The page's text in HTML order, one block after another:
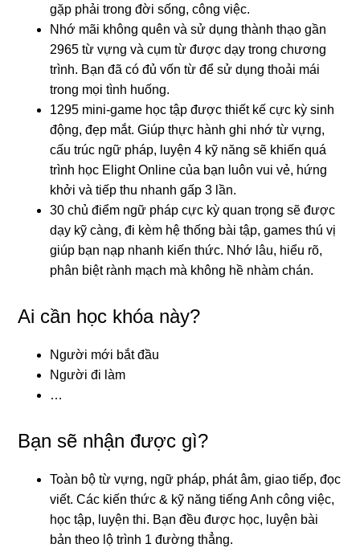
gặp phải trong đời sống, công việc.
Nhớ mãi không quên và sử dụng thành thạo gần
2965 từ vựng và cụm từ được dạy trong chương
trình. Bạn đã có đủ vốn từ để sử dụng thoải mái
trong mọi tình huống.
1295 mini-game học tập được thiết kế cực kỳ sinh
động, đẹp mắt. Giúp thực hành ghi nhớ từ vựng,
cấu trúc ngữ pháp, luyện 4 kỹ năng sẽ khiến quá
trình học Elight Online của bạn luôn vui vẻ, hứng
khởi và tiếp thu nhanh gấp 3 lần.
30 chủ điểm ngữ pháp cực kỳ quan trọng sẽ được
dạy kỹ càng, đi kèm hệ thống bài tập, games thú vị
giúp bạn nạp nhanh kiến thức. Nhớ lâu, hiểu rõ,
phân biệt rành mạch mà không hề nhàm chán.
Ai cần học khóa này?
Người mới bắt đầu
Người đi làm
…
Bạn sẽ nhận được gì?
Toàn bộ từ vựng, ngữ pháp, phát âm, giao tiếp, đọc
viết. Các kiến thức & kỹ năng tiếng Anh công việc,
học tập, luyện thi. Bạn đều được học, luyện bài
bản theo lộ trình 1 đường thẳng.